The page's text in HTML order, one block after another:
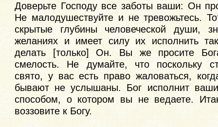
Доверьте Господу все заботы ваши: Он
Не малодушествуйте и не тревожьтесь.
скрытые глубины человеческой души,
желаниях и имеет силу их исполнить
делать [только] Он. Вы же просите
смелость. Не думайте, что поскольку
свято, у вас есть право жаловаться,
бывают не услышаны. Бог исполнит
способом, о котором вы не ведаете.
воззовите к Богу.